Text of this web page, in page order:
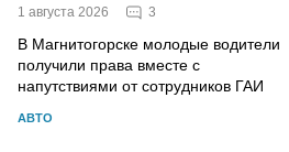
1 августа 2026 3
В Магнитогорске молодые водители
получили права вместе с
напутствиями от сотрудников ГАИ
АВТО